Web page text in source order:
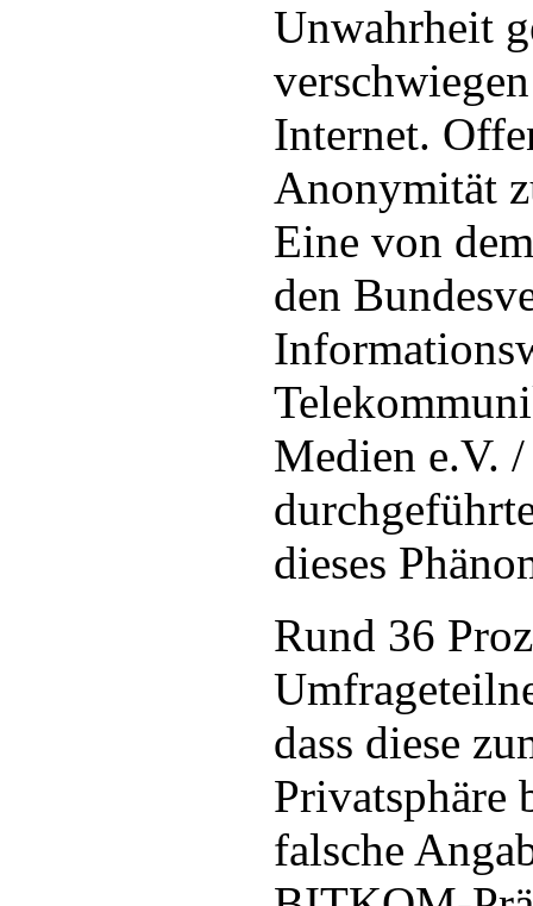
Unwahrheit
Internet.
Anonymität
Eine von
den
Medien e.V.
dieses
Rund 36
dass diese
Privatsphäre
falsche